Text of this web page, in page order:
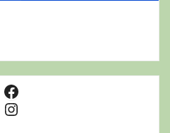
Facebook
Instagram